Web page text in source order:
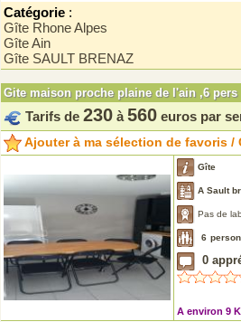
Catégorie :
Gîte Rhone Alpes
Gîte Ain
Gîte SAULT BRENAZ
Gite maison proche plaine de l'ain ,6 pers
Tarifs de 230 à 560 euros par
Ajouter à ma sélection de favoris /
Gîte
A Sault
Pas de
6
0
A environ 9